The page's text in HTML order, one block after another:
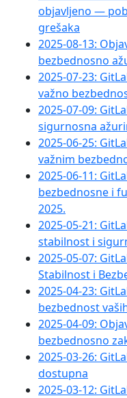
objavljeno —
grešaka
2025-08-13:
bezbednosno
2025-07-23:
važno
2025-07-09:
sigurnosna
2025-06-25:
važnim
2025-06-11:
bezbednosne i
2025.
2025-05-21:
stabilnost i
2025-05-07:
Stabilnost i
2025-04-23:
bezbednost
2025-04-09:
bezbednosno
2025-03-26:
dostupna
2025-03-12: